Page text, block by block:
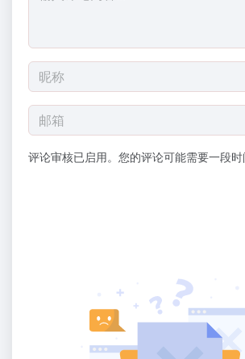
评论审核已启用。您的评论可能需要一段时